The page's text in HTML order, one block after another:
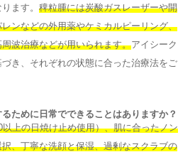
ます。 稗粒腫には炭酸ガスレーザーや開
ンなどの外用薬やケミカルピーリング、
波治療などが用いられます。アイシーク
き、それぞれの状態に合った治療法をご
ために日常でできることはありますか？
上の日焼け止め使用）、肌に合ったノン
、丁寧な洗顔と保湿、過剰なスクラブの